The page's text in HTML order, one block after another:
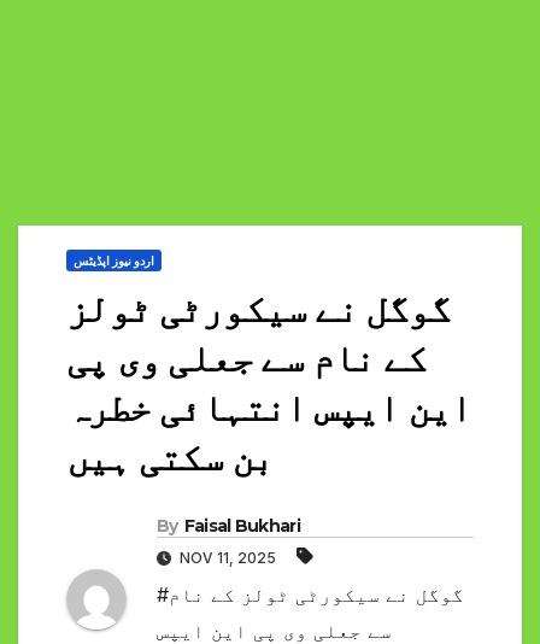
اردو نیوز اپڈیٹس
گوگل نے سیکورٹی ٹولز
کے نام سے جعلی وی پی
این ایپس انتہائی خطرہ
بن سکتی ہیں
By Faisal Bukhari
NOV 11, 2025
#گوگل نے سیکورٹی ٹولز کے نام
سے جعلی وی پی این ایپس